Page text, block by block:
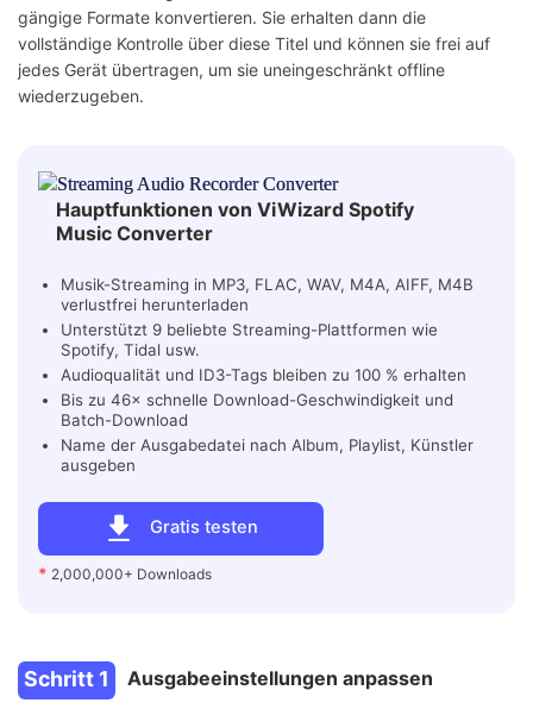
gängige Formate konvertieren. Sie erhalten dann die
vollständige Kontrolle über diese Titel und können sie frei auf
jedes Gerät übertragen, um sie uneingeschränkt offline
wiederzugeben.
Hauptfunktionen von ViWizard Spotify
Music Converter
Gratis testen
* 2,000,000+ Downloads
Musik-Streaming in MP3, FLAC, WAV, M4A, AIFF, M4B
verlustfrei herunterladen
Unterstützt 9 beliebte Streaming-Plattformen wie
Spotify, Tidal usw.
Audioqualität und ID3-Tags bleiben zu 100 % erhalten
Bis zu 46× schnelle Download-Geschwindigkeit und
Batch-Download
Name der Ausgabedatei nach Album, Playlist, Künstler
ausgeben
Schritt 1 Ausgabeeinstellungen anpassen